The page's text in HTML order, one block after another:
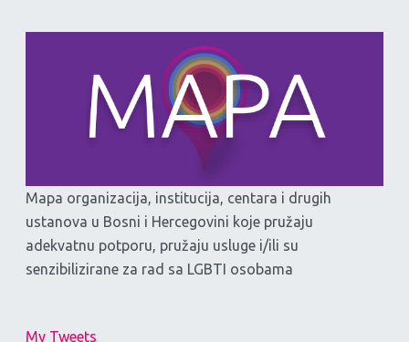
Mapa organizacija, institucija, centara i drugih
ustanova u Bosni i Hercegovini koje pružaju
adekvatnu potporu, pružaju usluge i/ili su
senzibilizirane za rad sa LGBTI osobama
My Tweets